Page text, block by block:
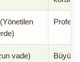
vade)
Büyük